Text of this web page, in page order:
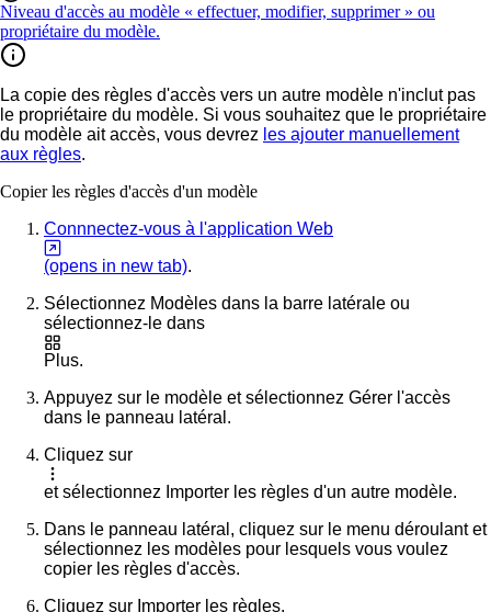
Niveau d'accès au modèle « effectuer, modifier, supprimer » ou
propriétaire du modèle.
La copie des règles d'accès vers un autre modèle n'inclut pas
le propriétaire du modèle. Si vous souhaitez que le propriétaire
du modèle ait accès, vous devrez les ajouter manuellement
aux règles.
Copier les règles d'accès d'un modèle
Connnectez-vous à l'application Web
(opens in new tab).
Sélectionnez Modèles dans la barre latérale ou
sélectionnez-le dans
Plus.
Appuyez sur le modèle et sélectionnez Gérer l'accès
dans le panneau latéral.
Cliquez sur
et sélectionnez Importer les règles d'un autre modèle.
Dans le panneau latéral, cliquez sur le menu déroulant et
sélectionnez les modèles pour lesquels vous voulez
copier les règles d'accès.
Cliquez sur Importer les règles.